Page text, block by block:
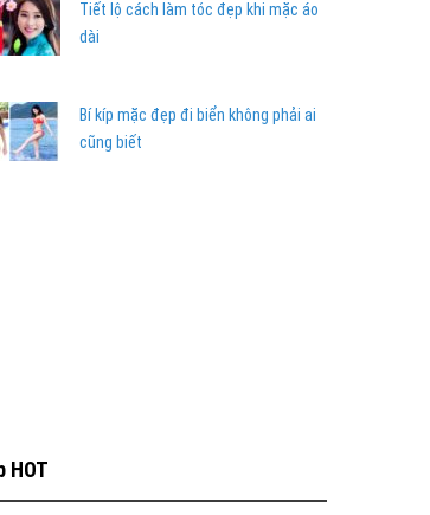
Tiết lộ cách làm tóc đẹp khi mặc áo
dài
Bí kíp mặc đẹp đi biển không phải ai
cũng biết
HOT